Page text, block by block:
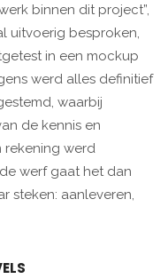
binnen dit project”,
uitvoerig besproken,
in een mockup
werd alles definitief
waarbij
de kennis en
rekening werd
werf gaat het dan
steken: aanleveren,